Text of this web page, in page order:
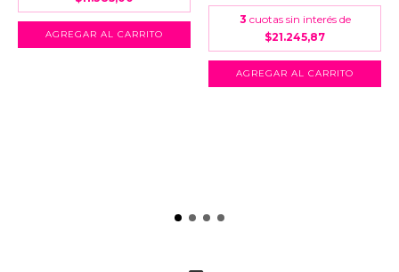
3 cuotas sin interés de
$21.245,87